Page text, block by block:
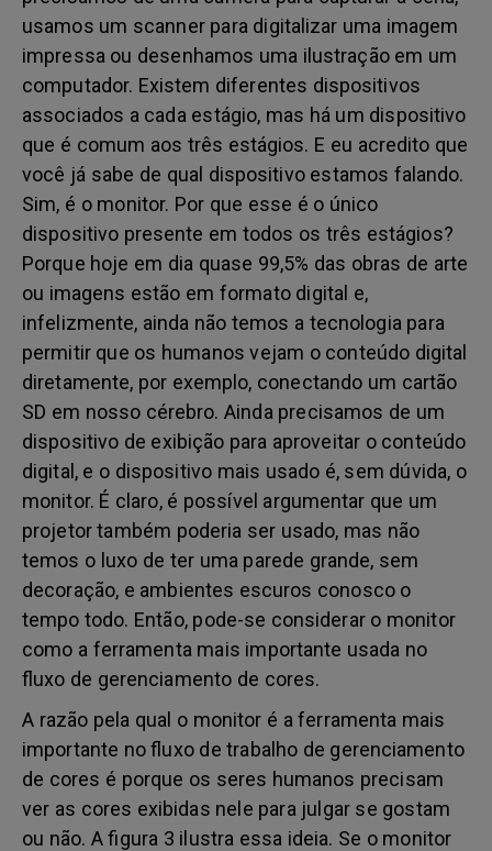
usamos um scanner para digitalizar uma imagem
impressa ou desenhamos uma ilustração em um
computador. Existem diferentes dispositivos
associados a cada estágio, mas há um dispositivo
que é comum aos três estágios. E eu acredito que
você já sabe de qual dispositivo estamos falando.
Sim, é o monitor. Por que esse é o único
dispositivo presente em todos os três estágios?
Porque hoje em dia quase 99,5% das obras de arte
ou imagens estão em formato digital e,
infelizmente, ainda não temos a tecnologia para
permitir que os humanos vejam o conteúdo digital
diretamente, por exemplo, conectando um cartão
SD em nosso cérebro. Ainda precisamos de um
dispositivo de exibição para aproveitar o conteúdo
digital, e o dispositivo mais usado é, sem dúvida, o
monitor. É claro, é possível argumentar que um
projetor também poderia ser usado, mas não
temos o luxo de ter uma parede grande, sem
decoração, e ambientes escuros conosco o
tempo todo. Então, pode-se considerar o monitor
como a ferramenta mais importante usada no
fluxo de gerenciamento de cores.
A razão pela qual o monitor é a ferramenta mais
importante no fluxo de trabalho de gerenciamento
de cores é porque os seres humanos precisam
ver as cores exibidas nele para julgar se gostam
ou não. A figura 3 ilustra essa ideia. Se o monitor